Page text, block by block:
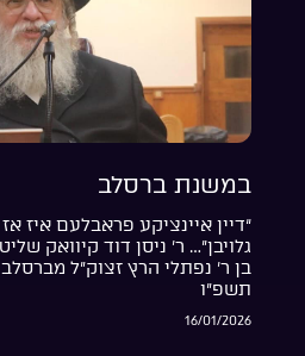
במשנת ברסלב
“דיין איינציקע פראבלעם איז
גלויבן”… ר’ ניסן דוד קיוואק
בן ר’ נפתלי הרץ זצוק”ל
תשפ”ו
16/01/2026